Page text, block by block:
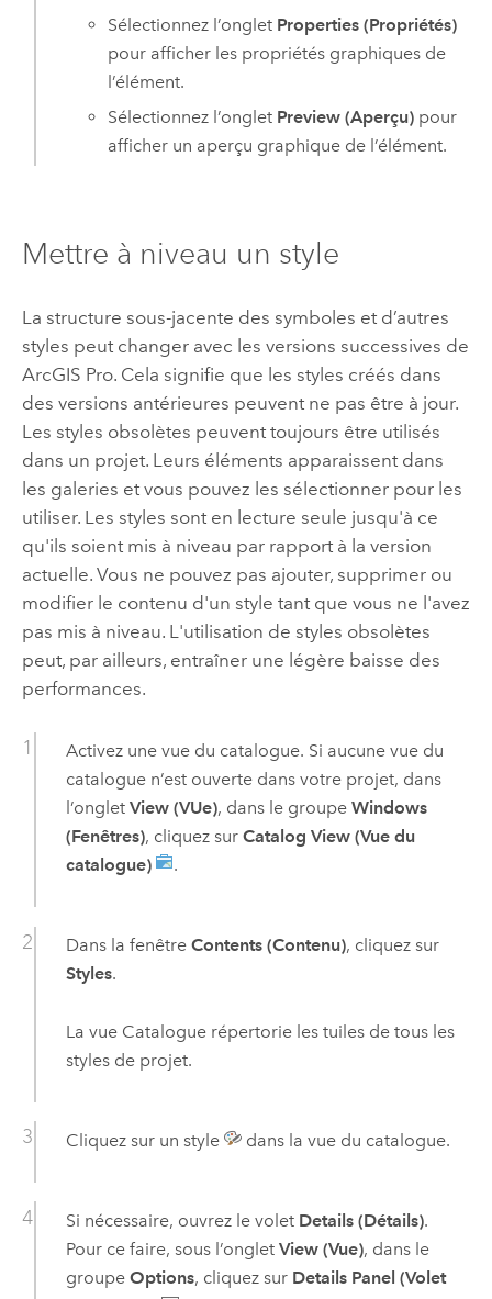
Sélectionnez l’onglet Properties (Propriétés)
pour afficher les propriétés graphiques de
l’élément.
Sélectionnez l’onglet Preview (Aperçu) pour
afficher un aperçu graphique de l’élément.
Mettre à niveau un style
La structure sous-jacente des symboles et d’autres
styles peut changer avec les versions successives de
ArcGIS Pro. Cela signifie que les styles créés dans
des versions antérieures peuvent ne pas être à jour.
Les styles obsolètes peuvent toujours être utilisés
dans un projet. Leurs éléments apparaissent dans
les galeries et vous pouvez les sélectionner pour les
utiliser. Les styles sont en lecture seule jusqu'à ce
qu'ils soient mis à niveau par rapport à la version
actuelle. Vous ne pouvez pas ajouter, supprimer ou
modifier le contenu d'un style tant que vous ne l'avez
pas mis à niveau. L'utilisation de styles obsolètes
peut, par ailleurs, entraîner une légère baisse des
performances.
Activez une vue du catalogue. Si aucune vue du
catalogue n’est ouverte dans votre projet, dans
l’onglet View (VUe), dans le groupe Windows
(Fenêtres), cliquez sur Catalog View (Vue du
catalogue)
.
Dans la fenêtre Contents (Contenu), cliquez sur
Styles.
La vue Catalogue répertorie les tuiles de tous les
styles de projet.
Cliquez sur un style dans la vue du catalogue.
Si nécessaire, ouvrez le volet Details (Détails).
Pour ce faire, sous l’onglet View (Vue), dans le
groupe Options, cliquez sur Details Panel (Volet